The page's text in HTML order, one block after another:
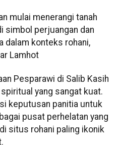
mulai menerangi tanah
simbol perjuangan dan
dalam konteks rohani,
Lamhot
Pesparawi di Salib Kasih
yang sangat kuat.
keputusan panitia untuk
pusat perhelatan yang
situs rohani paling ikonik